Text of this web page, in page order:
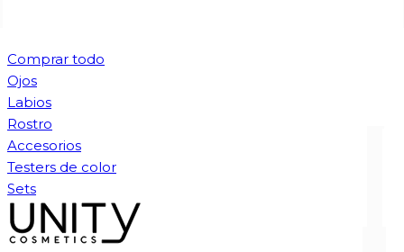
Comprar todo
Ojos
Labios
Rostro
Accesorios
Testers de color
Sets